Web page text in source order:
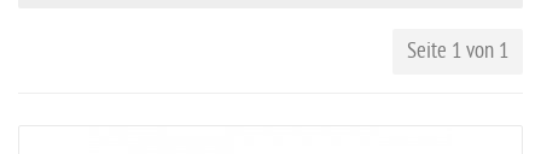
Seite 1 von 1